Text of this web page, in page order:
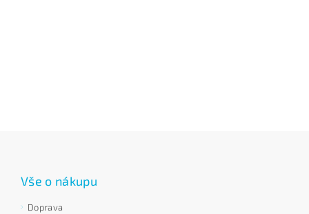
Vše o nákupu
Doprava